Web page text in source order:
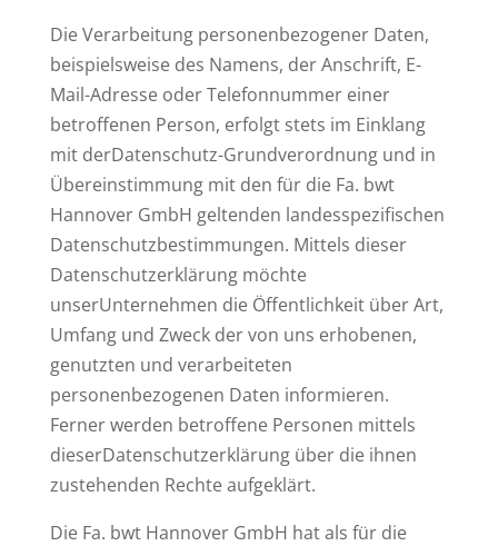
Die Verarbeitung personenbezogener Daten,
beispielsweise des Namens, der Anschrift, E-
Mail-Adresse oder Telefonnummer einer
betroffenen Person, erfolgt stets im Einklang
mit derDatenschutz-Grundverordnung und in
Übereinstimmung mit den für die Fa. bwt
Hannover GmbH geltenden landesspezifischen
Datenschutzbestimmungen. Mittels dieser
Datenschutzerklärung möchte
unserUnternehmen die Öffentlichkeit über Art,
Umfang und Zweck der von uns erhobenen,
genutzten und verarbeiteten
personenbezogenen Daten informieren.
Ferner werden betroffene Personen mittels
dieserDatenschutzerklärung über die ihnen
zustehenden Rechte aufgeklärt.
Die Fa. bwt Hannover GmbH hat als für die